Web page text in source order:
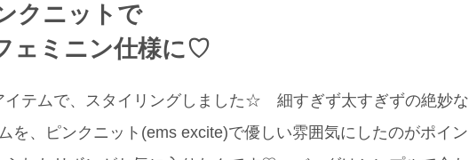
クニットで
ェミニン仕様に♡
イテムで、スタイリングしました☆ 細すぎず太すぎずの絶妙な
を、ピンクニット(ems excite)で優しい雰囲気にしたのがポイン